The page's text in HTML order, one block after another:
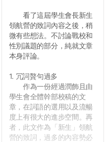
看了這屆學生會長新生
領航營的致詞內容之後，稍
微有些想法。不討論戰校和
性別議題的部分，純就文章
本身評論。
1. 冗詞贅句過多
作為一份經過潤飾且由
學生會全體幹部校稿的文
章，在詞語的選用以及流暢
度上有很大的進步空間。再
者，此文作為「新生」領航
營的致詞，過多的內容勢必